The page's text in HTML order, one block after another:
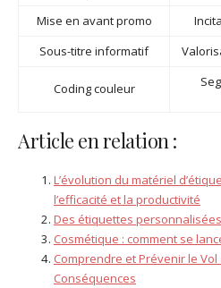
Mise en avant promo
Sous-titre informatif
Coding couleur
Article en relation :
L’évolution du matériel
l’efficacité et la productivité
Des étiquettes
Cosmétique : comment se
Comprendre et Prévenir le Vol
Conséquences